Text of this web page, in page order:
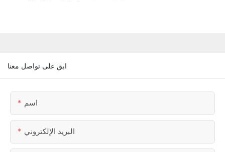
ابق على تواصل معنا
اسم
البريد الإلكتروني